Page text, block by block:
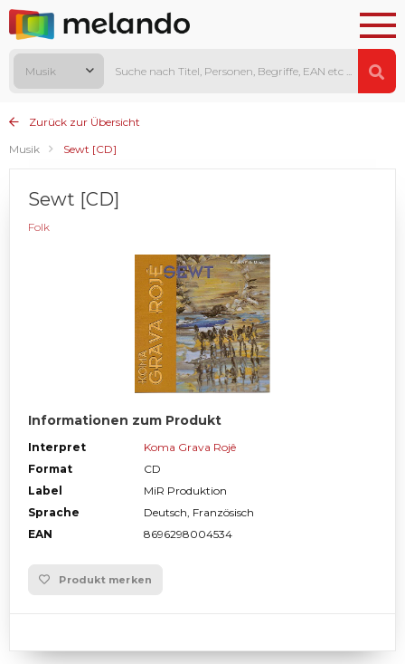
Musik
Zurück zur Übersicht
Musik
Sewt [CD]
Sewt [CD]
Folk
Informationen zum Produkt
Interpret
Koma Grava Rojê
Format
CD
Label
MiR Produktion
Sprache
Deutsch, Französisch
EAN
8696298004534
Produkt merken